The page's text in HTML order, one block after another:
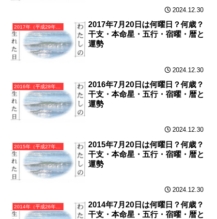
2024.12.30
2017年（平成29年）丁酉（ひのととり）・酉年（とり年）カレンダー（月曜はじまり）
2017年7月20日は何曜日？何歳？
干支・本命星・五行・宿曜・暦と
運勢
2024.12.30
2016年（平成28年）丙申（ひのえさる）・申年（さる年）カレンダー（月曜はじまり）
2016年7月20日は何曜日？何歳？
干支・本命星・五行・宿曜・暦と
運勢
2024.12.30
2015年（平成27年）乙未（きのとひつじ）・未年（ひつじ年）カレンダー（月曜はじまり）
2015年7月20日は何曜日？何歳？
干支・本命星・五行・宿曜・暦と
運勢
2024.12.30
2014年（平成26年）甲午（きのえうま）・午年（うま年）カレンダー（月曜はじまり）
2014年7月20日は何曜日？何歳？
干支・本命星・五行・宿曜・暦と